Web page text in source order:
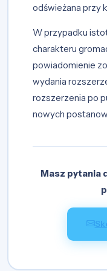
odświeżana przy
W przypadku
charakteru
powiadomienie
wydania
rozszerzenia po
nowych
Masz pytania